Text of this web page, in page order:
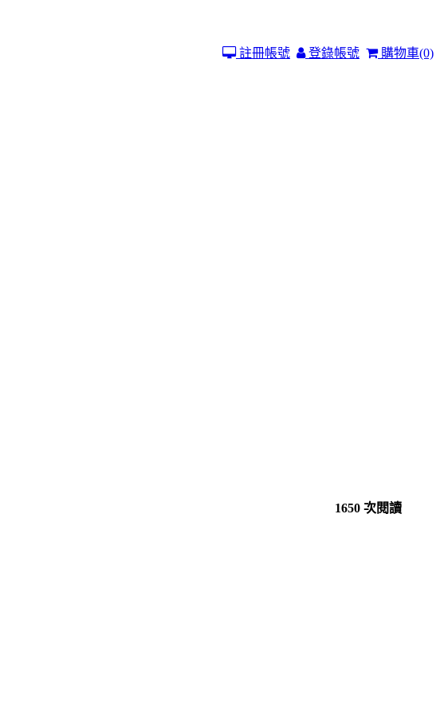
購物車(0)
登錄帳號
註冊帳號
1650 次閱讀